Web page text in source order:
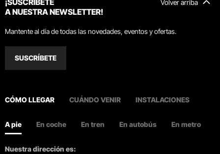
Volver arriba
¡SUSCRÍBETE
A NUESTRA NEWSLETTER!
Mantente al día de todas las novedades, eventos y ofertas.
SUSCRÍBETE
CÓMO LLEGAR CUÁNDO VENIR INSTALACIONES
A pie En coche En tren En autobús En metro
Nuestra dirección es: